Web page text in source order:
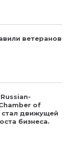
ветеранов
of
стал движущей
бизнеса.